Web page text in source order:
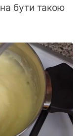
бути такою